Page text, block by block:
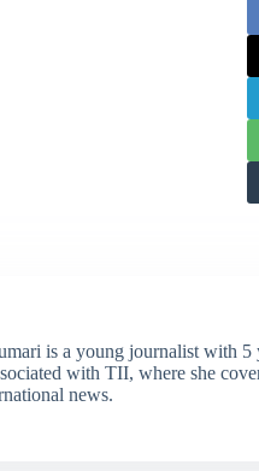
is a young journalist with 5
with TII, where she
news.